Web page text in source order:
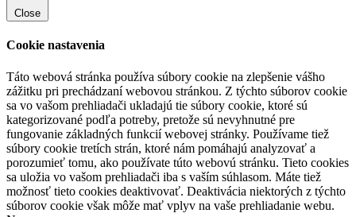
Close
Cookie nastavenia
Táto webová stránka používa súbory cookie na zlepšenie vášho
zážitku pri prechádzaní webovou stránkou. Z týchto súborov cookie
sa vo vašom prehliadači ukladajú tie súbory cookie, ktoré sú
kategorizované podľa potreby, pretože sú nevyhnutné pre
fungovanie základných funkcií webovej stránky. Používame tiež
súbory cookie tretích strán, ktoré nám pomáhajú analyzovať a
porozumieť tomu, ako používate túto webovú stránku. Tieto cookies
sa uložia vo vašom prehliadači iba s vaším súhlasom. Máte tiež
možnosť tieto cookies deaktivovať. Deaktivácia niektorých z týchto
súborov cookie však môže mať vplyv na vaše prehliadanie webu.